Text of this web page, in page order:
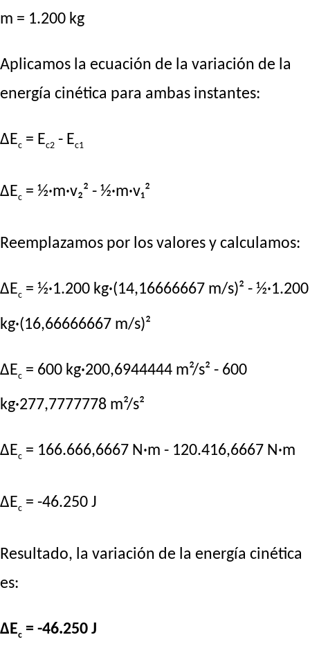
m = 1.200 kg
Aplicamos la ecuación de la variación de la
energía cinética para ambas instantes:
ΔEc = Ec2 - Ec1
ΔEc = ½·m·v₂² - ½·m·v₁²
Reemplazamos por los valores y calculamos:
ΔEc = ½·1.200 kg·(14,16666667 m/s)² - ½·1.200
kg·(16,66666667 m/s)²
ΔEc = 600 kg·200,6944444 m²/s² - 600
kg·277,7777778 m²/s²
ΔEc = 166.666,6667 N·m - 120.416,6667 N·m
ΔEc = -46.250 J
Resultado, la variación de la energía cinética
es:
ΔEc = -46.250 J